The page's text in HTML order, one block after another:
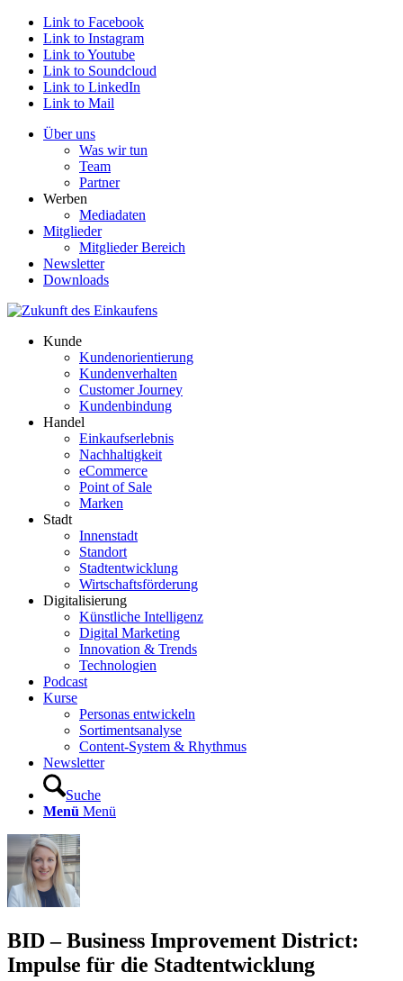
Link to Facebook
Link to Instagram
Link to Youtube
Link to Soundcloud
Link to LinkedIn
Link to Mail
Über uns
Was wir tun
Team
Partner
Werben
Mediadaten
Mitglieder
Mitglieder Bereich
Newsletter
Downloads
Kunde
Kundenorientierung
Kundenverhalten
Customer Journey
Kundenbindung
Handel
Einkaufserlebnis
Nachhaltigkeit
eCommerce
Point of Sale
Marken
Stadt
Innenstadt
Standort
Stadtentwicklung
Wirtschaftsförderung
Digitalisierung
Künstliche Intelligenz
Digital Marketing
Innovation & Trends
Technologien
Podcast
Kurse
Personas entwickeln
Sortimentsanalyse
Content-System & Rhythmus
Newsletter
Suche
Menü Menü
BID – Business Improvement District:
Impulse für die Stadtentwicklung